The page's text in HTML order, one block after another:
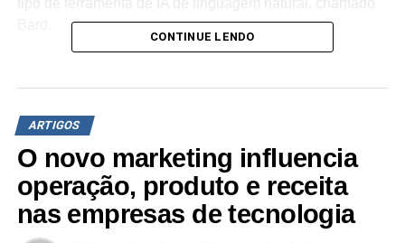
setores buscam entender de que maneira essa tecnologia
não é diferente.
O primeiro ponto é lembrar que este mercado é altamente
adepto às novas tecnologias, inclusive à própria
inteligência artificial. Os chatbots de atendimento mais
simples, agora presentes em inúmeros negócios e
CONTINUE LENDO
ARTIGOS
O novo marketing influencia
operação, produto e receita
nas empresas de tecnologia